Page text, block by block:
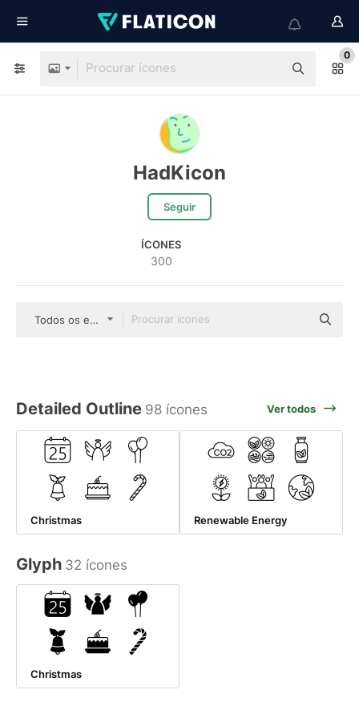
0
HadKicon
Seguir
ÍCONES
300
Todos os estilos
Detailed Outline 98 ícones Ver todos
Christmas Renewable Energy
Glyph 32 ícones
Christmas